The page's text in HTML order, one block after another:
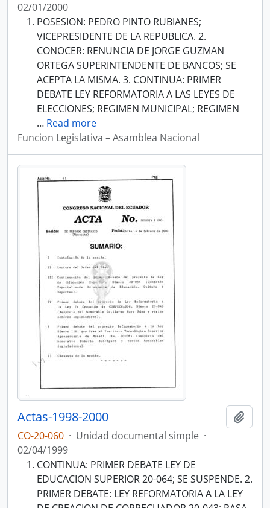
02/01/2000
POSESION: PEDRO PINTO RUBIANES;
VICEPRESIDENTE DE LA REPUBLICA. 2.
CONOCER: RENUNCIA DE JORGE GUZMAN
ORTEGA SUPERINTENDENTE DE BANCOS; SE
ACEPTA LA MISMA. 3. CONTINUA: PRIMER
DEBATE LEY REFORMATORIA A LAS LEYES DE
ELECCIONES; REGIMEN MUNICIPAL; REGIMEN
… Read more
Funcion Legislativa – Asamblea Nacional
Actas-1998-2000
CO-20-060 · Unidad documental simple ·
02/04/1999
CONTINUA: PRIMER DEBATE LEY DE
EDUCACION SUPERIOR 20-064; SE SUSPENDE. 2.
PRIMER DEBATE: LEY REFORMATORIA A LA LEY